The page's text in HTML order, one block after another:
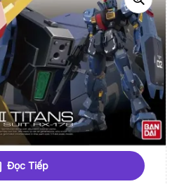
Đọc Tiếp